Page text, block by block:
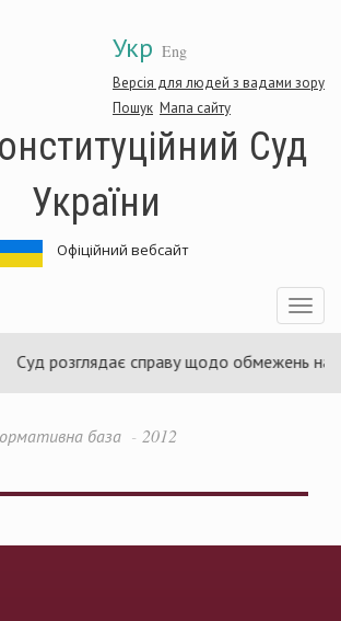
Укр Eng
Версія для людей з вадами зору
Пошук Мапа сайту
Суд
України
Офіційний вебсайт
Toggle
Суд розглядає справу щодо обмежень на
база 2012